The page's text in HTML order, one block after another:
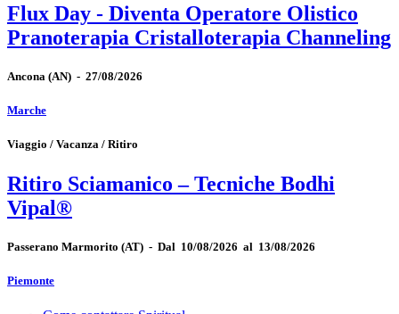
Flux Day - Diventa Operatore Olistico
Pranoterapia Cristalloterapia Channeling
Ancona (AN) - 27/08/2026
Marche
Viaggio / Vacanza / Ritiro
Ritiro Sciamanico – Tecniche Bodhi
Vipal®
Passerano Marmorito (AT) - Dal 10/08/2026 al 13/08/2026
Piemonte